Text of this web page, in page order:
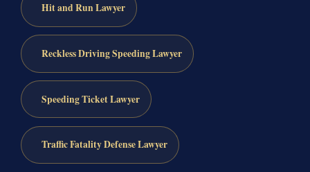
Hit and Run Lawyer
Reckless Driving Speeding Lawyer
Speeding Ticket Lawyer
Traffic Fatality Defense Lawyer